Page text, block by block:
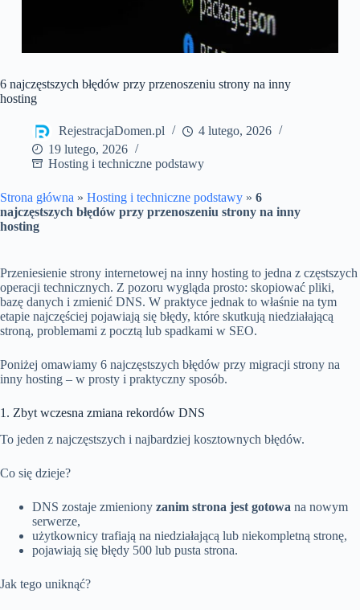
6 najczęstszych błędów przy przenoszeniu strony na inny
hosting
RejestracjaDomen.pl
4 lutego, 2026
19 lutego, 2026
Hosting i techniczne podstawy
Strona główna » Hosting i techniczne podstawy » 6
najczęstszych błędów przy przenoszeniu strony na inny
hosting
Przeniesienie strony internetowej na inny hosting to jedna z częstszych
operacji technicznych. Z pozoru wygląda prosto: skopiować pliki,
bazę danych i zmienić DNS. W praktyce jednak to właśnie na tym
etapie najczęściej pojawiają się błędy, które skutkują niedziałającą
stroną, problemami z pocztą lub spadkami w SEO.
Poniżej omawiamy 6 najczęstszych błędów przy migracji strony na
inny hosting – w prosty i praktyczny sposób.
1. Zbyt wczesna zmiana rekordów DNS
To jeden z najczęstszych i najbardziej kosztownych błędów.
Co się dzieje?
DNS zostaje zmieniony zanim strona jest gotowa na nowym
serwerze,
użytkownicy trafiają na niedziałającą lub niekompletną stronę,
pojawiają się błędy 500 lub pusta strona.
Jak tego uniknąć?